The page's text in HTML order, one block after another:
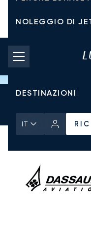
NOLEGGIO DI
TARIFFE DI
JET PRIVATI
DESTINAZIONI
IT